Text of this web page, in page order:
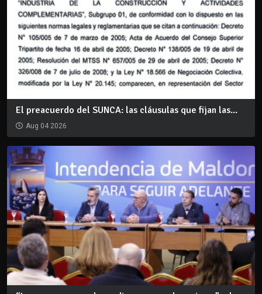
El preacuerdo del SUNCA: las cláusulas que fijan las...
Aug 04 2026